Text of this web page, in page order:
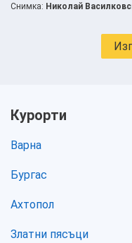
Снимка: Николай
Курорти
Варна
Бургас
Ахтопол
Златни пясъци